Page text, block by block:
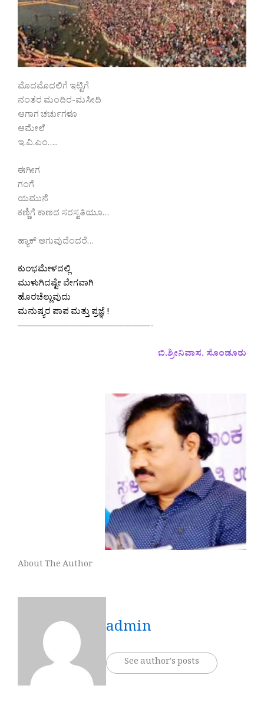
ಮೊದಮೊದಲಿಗೆ ಇಟ್ಟಿಗೆ
ನಂತರ ಮಂದಿರ-ಮಸೀದಿ
ಆಗಾಗ ಚರ್ಚುಗಳೂ
ಆಮೇಲೆ
ಇ.ವಿ.ಎಂ…..
ಈಗೀಗ
ಗಂಗೆ
ಯಮುನೆ
ಕಣ್ಣಿಗೆ ಕಾಣದ ಸರಸ್ವತಿಯೂ…
ಹ್ಯಾಕ್ ಆಗುವುದೆಂದರೆ…
ಕುಂಭಮೇಳದಲ್ಲಿ
ಮುಳುಗಿದಷ್ಟೇ ವೇಗವಾಗಿ
ಹೊರಚೆಲ್ಲುವುದು
ಮನುಷ್ಯರ ಪಾಪ ಮತ್ತು ಪ್ರಜ್ಞೆ !
———————————————-
ಬಿ.ಶ್ರೀನಿವಾಸ. ಸೊಂಡೂರು
About The Author
admin
See author's posts